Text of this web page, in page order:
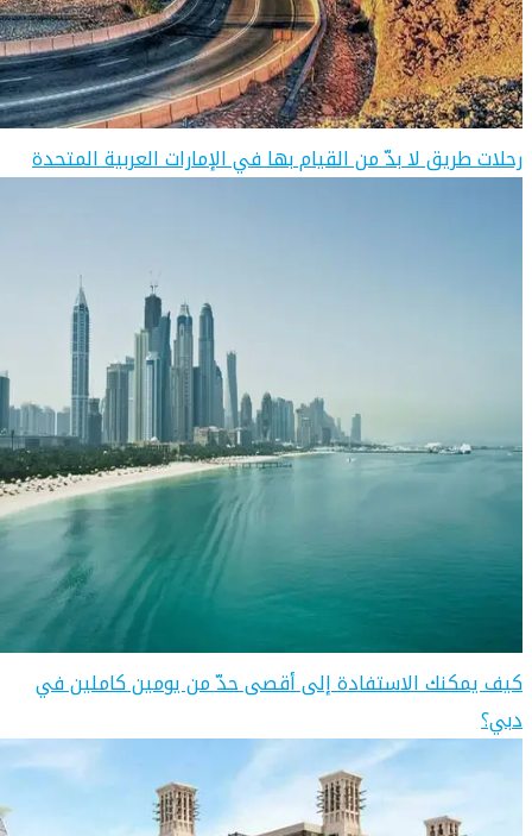
رحلات طريق لا بدّ من القيام بها في الإمارات العربية المتحدة
كيف يمكنك الاستفادة إلى أقصى حدّ من يومين كاملين في
دبي؟